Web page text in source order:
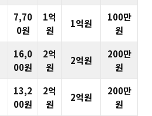
7,70
0원
1억
원
1억원
100만
원
16,0
00원
2억
원
2억원
200만
원
13,2
00원
2억
원
2억원
200만
원